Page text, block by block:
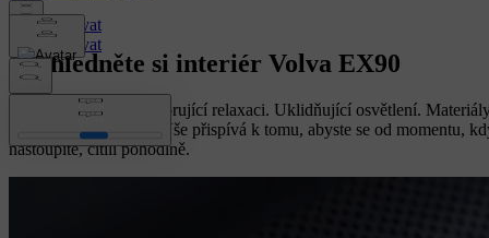
Konfigurovat
Konfigurovat
Prohlédněte si interiér Volva EX90
Prostorná kabina podporující relaxaci. Uklidňující osvětlení.
inspirované přírodou. Vše přispívá k tomu, abyste se od momentu,
nastoupíte, cítili pohodlně.